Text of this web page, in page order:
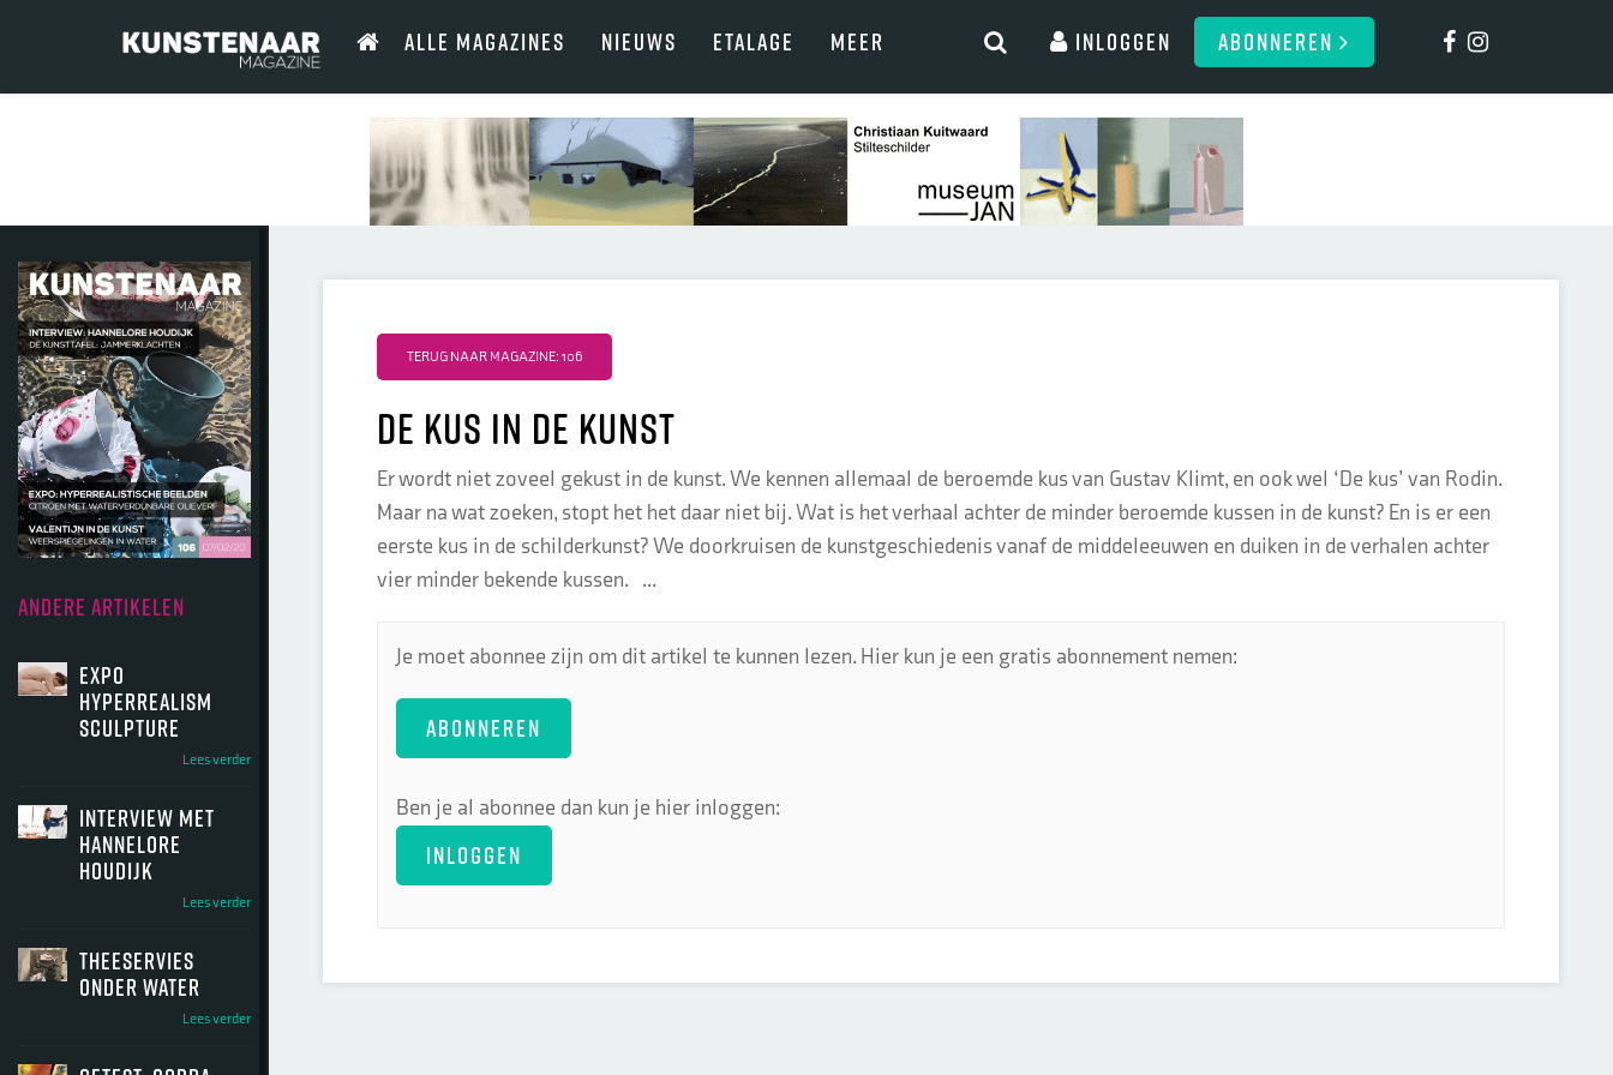
ALLE MAGAZINES NIEUWS ETALAGE MEER Inloggen ABONNEREN
ANDERE ARTIKELEN
Expo
Hyperrealism
Sculpture
Lees verder
Interview met
Hannelore
Houdijk
Lees verder
Theeservies
onder water
Lees verder
TERUG NAAR MAGAZINE: 106
De kus in de kunst
Er wordt niet zoveel gekust in de kunst. We kennen allemaal de beroemde kus van Gustav Klimt, en ook wel ‘De kus’ van Rodin.
Maar na wat zoeken, stopt het het daar niet bij. Wat is het verhaal achter de minder beroemde kussen in de kunst? En is er een
eerste kus in de schilderkunst? We doorkruisen de kunstgeschiedenis vanaf de middeleeuwen en duiken in de verhalen achter
vier minder bekende kussen. ...
Je moet abonnee zijn om dit artikel te kunnen lezen. Hier kun je een gratis abonnement nemen:
ABONNEREN
Ben je al abonnee dan kun je hier inloggen:
INLOGGEN